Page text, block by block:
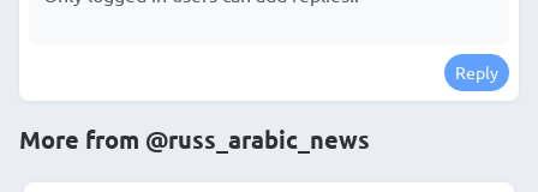
Reply
More from @russ_arabic_news